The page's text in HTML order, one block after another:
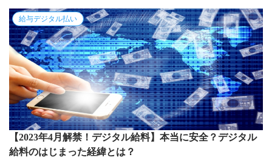
給与デジタル払い
【2023年4月解禁！デジタル給料】本当に安全？デジタル
給料のはじまった経緯とは？